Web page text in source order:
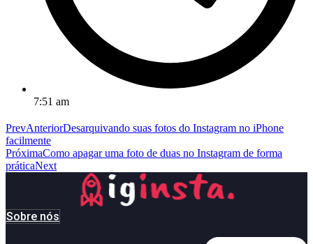
7:51 am
PrevAnteriorDesarquivando suas fotos do Instagram no iPhone
facilmente
PróximaComo apagar uma foto de duas no Instagram de forma
práticaNext
Sobre nós